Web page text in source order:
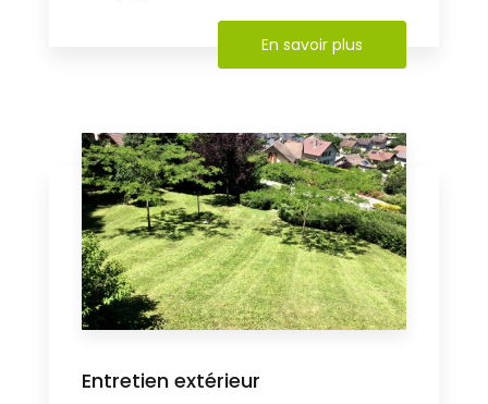
En savoir plus
Entretien extérieur